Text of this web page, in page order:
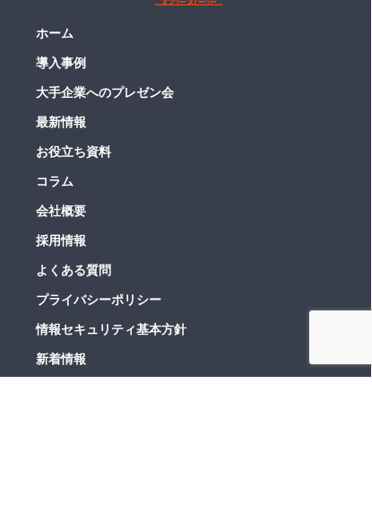
ホーム
導入事例
大手企業へのプレゼン会
最新情報
お役立ち資料
コラム
会社概要
採用情報
よくある質問
プライバシーポリシー
情報セキュリティ基本方針
新着情報